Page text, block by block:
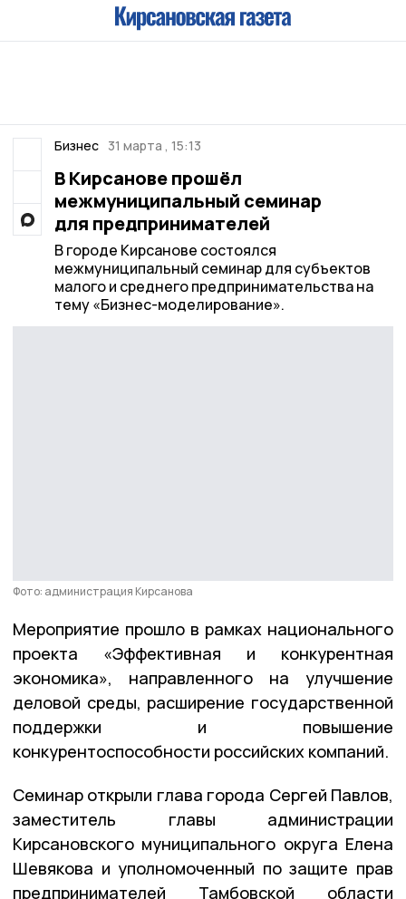
Бизнес 31 марта , 15:13
В Кирсанове прошёл
межмуниципальный семинар
для предпринимателей
В городе Кирсанове состоялся
межмуниципальный семинар для субъектов
малого и среднего предпринимательства на
тему «Бизнес-моделирование».
Фото: администрация Кирсанова
Мероприятие прошло в рамках национального
проекта «Эффективная и конкурентная
экономика», направленного на улучшение
деловой среды, расширение государственной
поддержки и повышение
конкурентоспособности российских компаний.
Семинар открыли глава города Сергей Павлов,
заместитель главы администрации
Кирсановского муниципального округа Елена
Шевякова и уполномоченный по защите прав
предпринимателей Тамбовской области